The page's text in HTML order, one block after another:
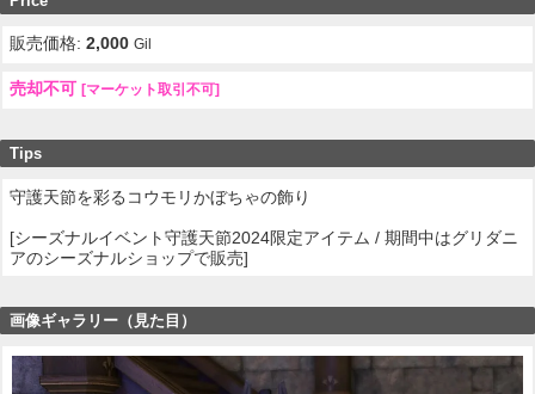
販売価格:2,000 Gil
売却不可 [マーケット取引不可]
Tips
守護天節を彩るコウモリかぼちゃの飾り
[シーズナルイベント守護天節2024限定アイテム / 期間中はグリダニ
アのシーズナルショップで販売]
画像ギャラリー（見た目）